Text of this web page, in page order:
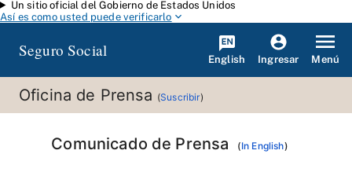
Saltar al contenido principal
Un sitio oficial del Gobierno de Estados Unidos
Así es como usted puede verificarlo
Seguro Social English Ingresar Menú
Oficina de Prensa (Suscribir)
Comunicado de Prensa (In English)